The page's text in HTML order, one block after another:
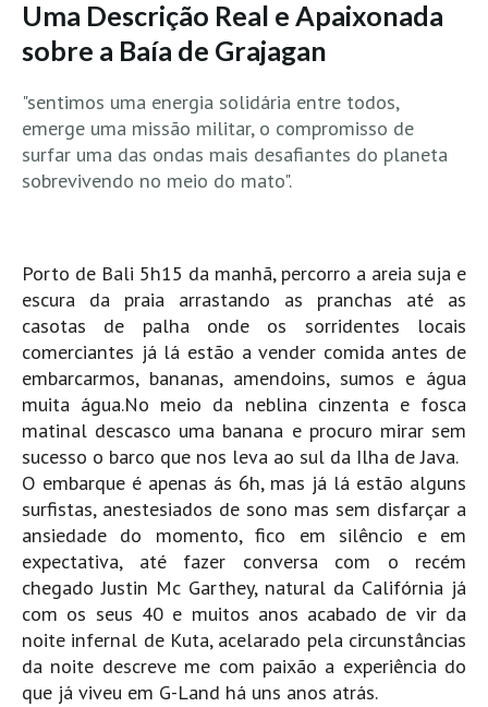
Viana do Castelo HD
Viana Pontão HD
GRANDE PORTO
Aguçadoura HD
Póvoa de Varzim
Praia de Árvore - Areal HD
Mindelo
Mindelo meia laranja HD
Pedras do Corgo - Melanina HD
Cabo do Mundo HD
Leça - L'Kodak (Aterro) HD
Leça da Palmeira HD
Leça da Palmeira bar Oscar HD
Matosinhos HD
Matosinhos - Vagas Bar HD
Cabedelo do Porto
Espinho HD
Uma Descrição Real e Apaixonada
sobre a Baía de Grajagan
"sentimos uma energia solidária entre todos,
emerge uma missão militar, o compromisso de
surfar uma das ondas mais desafiantes do planeta
sobrevivendo no meio do mato".
Porto de Bali 5h15 da manhã, percorro a areia suja e
escura da praia arrastando as pranchas até as
casotas de palha onde os sorridentes locais
comerciantes já lá estão a vender comida antes de
embarcarmos, bananas, amendoins, sumos e água
muita água.No meio da neblina cinzenta e fosca
matinal descasco uma banana e procuro mirar sem
sucesso o barco que nos leva ao sul da Ilha de Java.
O embarque é apenas ás 6h, mas já lá estão alguns
surfistas, anestesiados de sono mas sem disfarçar a
ansiedade do momento, fico em silêncio e em
expectativa, até fazer conversa com o recém
chegado Justin Mc Garthey, natural da Califórnia já
com os seus 40 e muitos anos acabado de vir da
noite infernal de Kuta, acelarado pela circunstâncias
da noite descreve me com paixão a experiência do
que já viveu em G-Land há uns anos atrás.